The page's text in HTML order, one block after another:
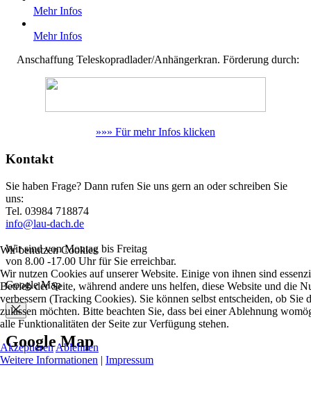
Mehr Infos
Mehr Infos
Anschaffung Teleskopradlader/Anhängerkran. Förderung durch:
»»» Für mehr Infos klicken
Kontakt
Sie haben Frage? Dann rufen Sie uns gern an oder schreiben Sie
uns:
Tel. 03984 718874
info@lau-dach.de
Wir sind von Montag bis Freitag
von 8.00 -17.00 Uhr für Sie erreichbar.
Google Map
Google Map
Wir benutzen Cookies
Wir nutzen Cookies auf unserer Website. Einige von ihnen sind
Betrieb der Seite, während andere uns helfen, diese Website und die
verbessern (Tracking Cookies). Sie können selbst entscheiden, ob Sie
zulassen möchten. Bitte beachten Sie, dass bei einer Ablehnung
alle Funktionalitäten der Seite zur Verfügung stehen.
Akzeptieren Ablehnen
Weitere Informationen | Impressum